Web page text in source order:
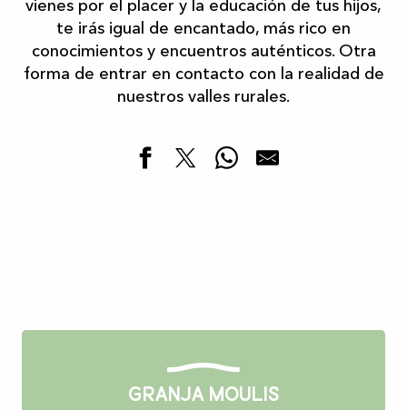
vienes por el placer y la educación de tus hijos,
te irás igual de encantado, más rico en
conocimientos y encuentros auténticos. Otra
forma de entrar en contacto con la realidad de
nuestros valles rurales.
Granja Moulis